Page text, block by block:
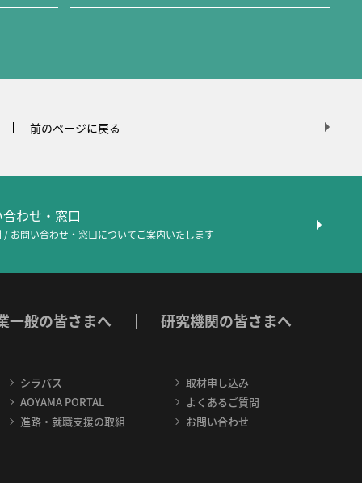
前のページに戻る
わせ・窓口
お問い合わせ・窓口についてご案内いたします
一般の皆さまへ 研究機関の皆さまへ
シラバス
AOYAMA PORTAL
進路・就職支援の取組
取材申し込み
よくあるご質問
お問い合わせ